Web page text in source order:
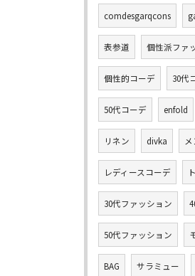
comdesgarqcons
表参道 個性派ファ
個性的コーデ 30代
50代コーデ enfold
リネン divka
レディースコーデ
30代ファッション
50代ファッション
BAG サラミュー